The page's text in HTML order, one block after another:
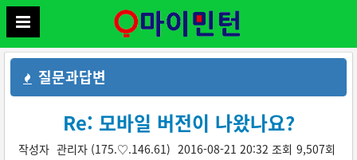
질문과답변
Re: 모바일 버전이 나왔나요?
작성자 관리자 (175.♡.146.61) 2016-08-21 20:32 조회 9,507회